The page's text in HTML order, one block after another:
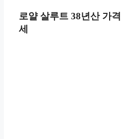
로얄 살루트 38년산 가격
세